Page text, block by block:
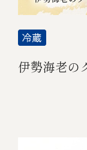
伊勢海老の